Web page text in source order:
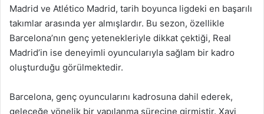
Madrid ve Atlético Madrid, tarih boyunca ligdeki en başarılı
takımlar arasında yer almışlardır. Bu sezon, özellikle
Barcelona’nın genç yetenekleriyle dikkat çektiği, Real
Madrid’in ise deneyimli oyuncularıyla sağlam bir kadro
oluşturduğu görülmektedir.
Barcelona, genç oyuncularını kadrosuna dahil ederek,
geleceğe yönelik bir yapılanma sürecine girmiştir. Xavi